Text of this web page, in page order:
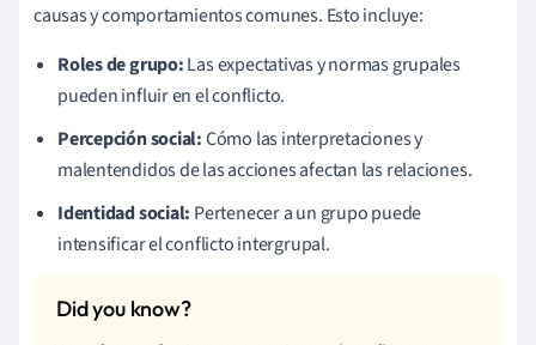
causas y comportamientos comunes. Esto incluye:
Roles de grupo:Las expectativas y normas grupales
pueden influir en el conflicto.
Percepción social:Cómo las interpretaciones y
malentendidos de las acciones afectan las relaciones.
Identidad social: Pertenecer a un grupo puede
intensificar el conflicto intergrupal.